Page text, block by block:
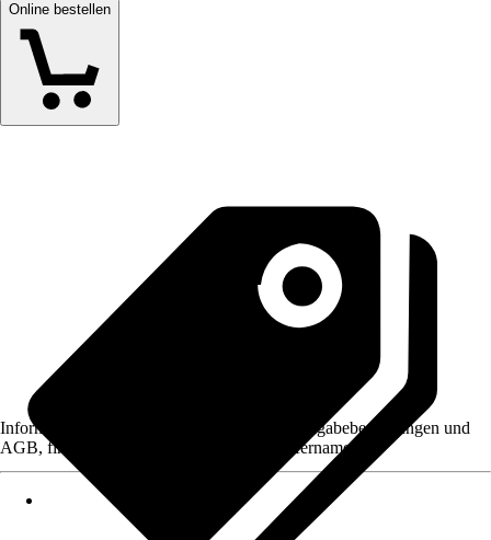
Online bestellen
Informationen des Verkäufers, wie z. B. Rückgabebedingungen und
AGB, finden Sie bei Klick auf den Verkäufernamen.